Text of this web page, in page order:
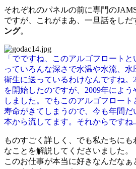
それぞれのパネルの前に専門の
ですが、これがまあ、一旦話をしだ
ング。
「でですね、このアルゴフロート
っていろんな深さで水温や水流、
衛生に送っているわけなんですね。
を開始したのですが、2009年によ
しました。でもこのアルゴフロー
寿命がきてしまうので、今も年間だ
本から流してます。それからですね
ものすごく詳しく、でも私たちに
なことを解説してくださいました。
このお仕事が本当に好きなんだな